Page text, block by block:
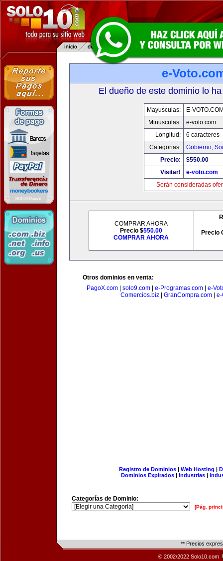
e-
El dueño de este dominio lo
Mayusculas:
E-
Minusculas:
e-voto.com
Longitud:
6 caracteres
Categorias:
Gobierno,
Precio:
$550.00
Visitar!
e-voto.com
Serán consideradas
COMPRAR AHORA
Precio $550.00
COMPRAR AHORA
Precio
Otros dominios en venta:
PagoX.com
solo9.com e-Programas.com
e-
Comercios.biz| GranCompra.com| e-
Registro de Dominios| Web Hosting |
Dominios Expirados | Industrias |
Categorías de Dominio:
[Pág.
** Precios
© 2002/2022 Solo10.com